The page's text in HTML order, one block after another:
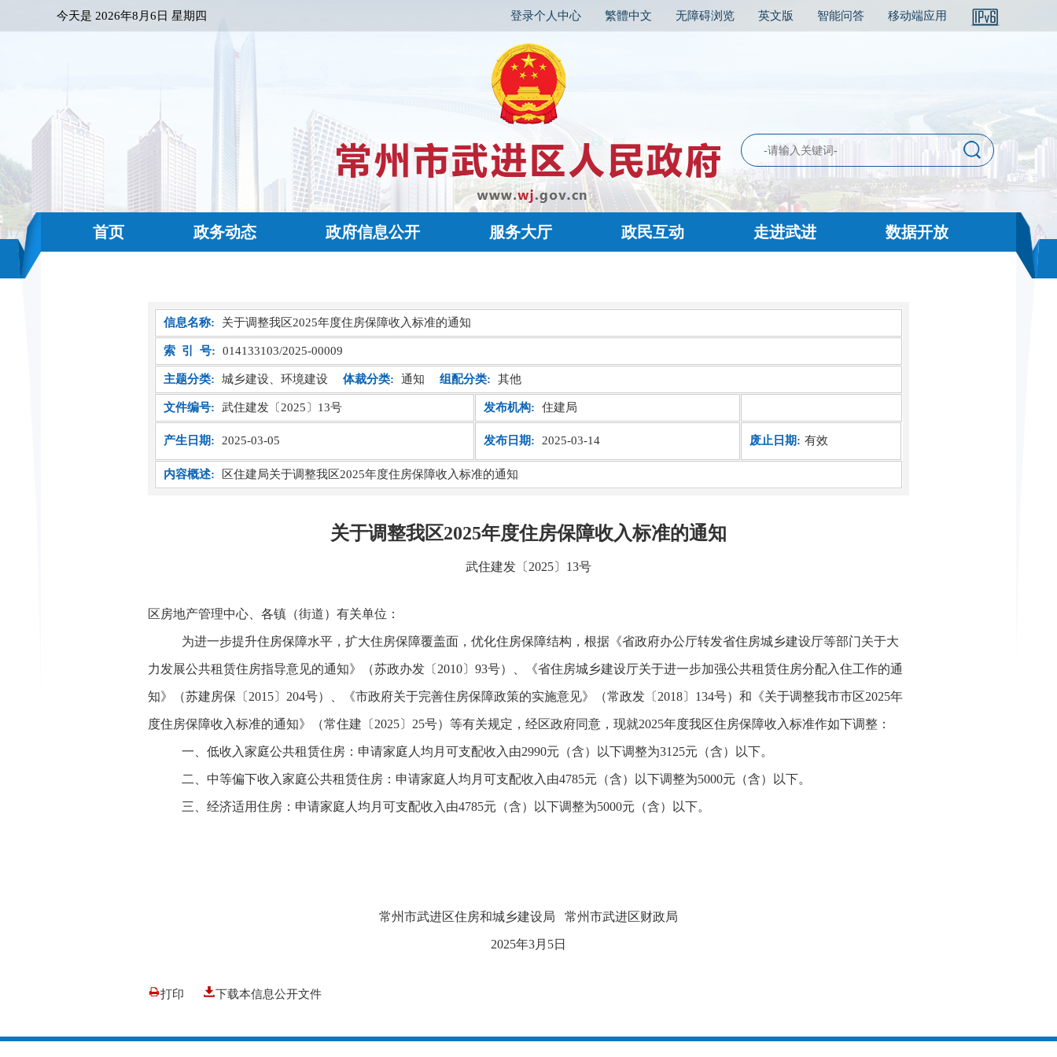
今天是 2026年8月6日 星期四 登录个人中心 繁體中文 无障碍浏览 英文版 智能问答 移动端应用
首页 政务动态 政府信息公开 服务大厅 政民互动 走进武进 数据开放
信息名称: 关于调整我区2025年度住房保障收入标准的通知
索 引 号: 014133103/2025-00009
主题分类: 城乡建设、环境建设 体裁分类: 通知 组配分类: 其他
文件编号: 武住建发〔2025〕13号 发布机构: 住建局
产生日期: 2025-03-05 发布日期: 2025-03-14 废止日期: 有效
内容概述: 区住建局关于调整我区2025年度住房保障收入标准的通知
关于调整我区2025年度住房保障收入标准的通知
武住建发〔2025〕13号
区房地产管理中心、各镇（街道）有关单位：
为进一步提升住房保障水平，扩大住房保障覆盖面，优化住房保障结构，根据《省政府办公厅转发省住房城乡建设厅等部门关于大
力发展公共租赁住房指导意见的通知》（苏政办发〔 2010〕 93号）、《省住房城乡建设厅关于进一步加强公共租赁住房分配入住工作的通
知》（苏建房保〔 2015〕 204号）、《市政府关于完善住房保障政策的实施意见》（常政发〔 2018〕 134号）和《关于调整我市市区2025年
度住房保障收入标准的通知》（常住建〔 2025〕 25号）等有关规定，经区政府同意，现就2025年度我区住房保障收入标准作如下调整：
一、低收入家庭公共租赁住房：申请家庭人均月可支配收入由2990元（含）以下调整为3125元（含）以下。
二、中等偏下收入家庭公共租赁住房：申请家庭人均月可支配收入由4785元（含）以下调整为5000元（含）以下。
三、经济适用住房：申请家庭人均月可支配收入由4785元（含）以下调整为5000元（含）以下。
常州市武进区住房和城乡建设局 常州市武进区财政局
2025年3月 5日
打印 下载本信息公开文件